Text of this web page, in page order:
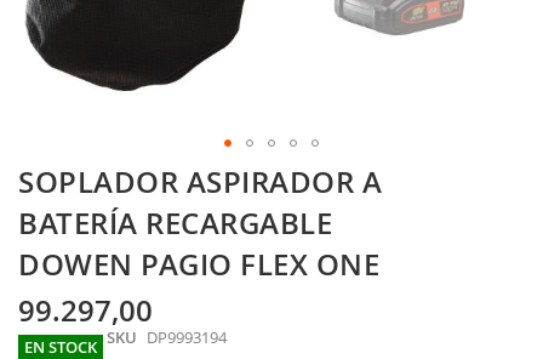
Skip
to
the
beginning
of
the
images
gallery
SOPLADOR ASPIRADOR A
BATERÍA RECARGABLE
DOWEN PAGIO FLEX ONE
99.297,00
EN STOCK SKU DP9993194